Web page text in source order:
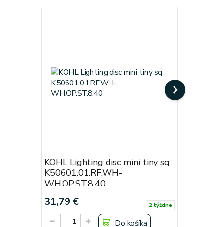
KOHL Lighting disc mini tiny sq
K50601.01.RF.WH-
WH.OP.ST.8.40
31,79 € 2 týždne
Do košíka